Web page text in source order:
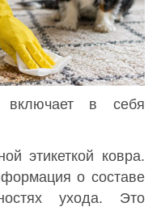
включает в себя
этикеткой ковра.
о составе
ухода. Это